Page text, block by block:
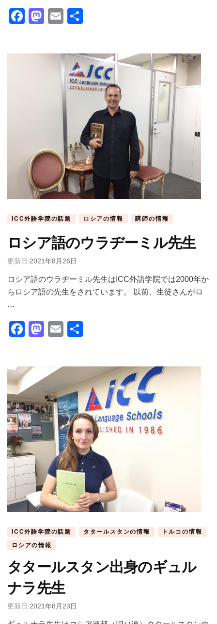
Facebook
Mastodon
Email
ICC外語学院の話題 ロシアの情報 講師の情報
ロシア語のウラヂーミル先生
更新日:2021年8月26日
ロシア語のウラヂーミル先生はICC外語学院では2000年か
らロシア語の先生をされています。 以前、生徒さんがロ
…
Facebook
Mastodon
Email
ICC外語学院の話題 タタールスタンの情報
トルコの情報
ロシアの情報
タタールスタン出身のギュル
ナラ先生
更新日:2021年8月23日